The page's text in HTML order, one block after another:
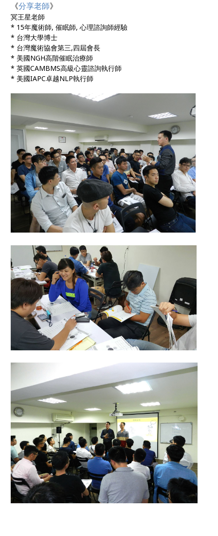
《分享老師》
冥王星老師
* 15年魔術師, 催眠師, 心理諮詢師經驗
* 台灣大學博士
* 台灣魔術協會第三,四屆會長
* 美國NGH高階催眠治療師
* 英國CAMBMS高級心靈諮詢執行師
* 美國IAPC卓越NLP執行師